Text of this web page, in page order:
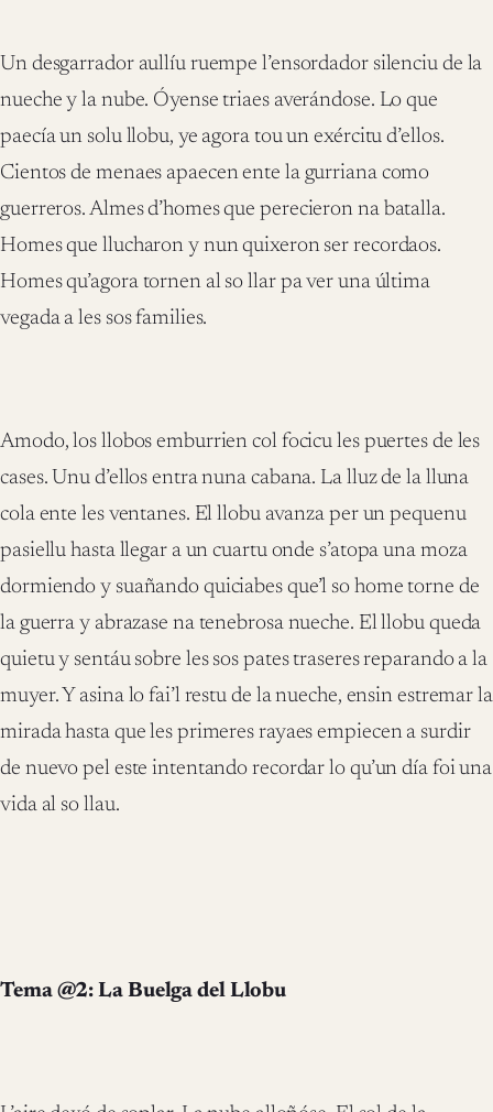
Un desgarrador aullíu ruempe l’ensordador silenciu de la
nueche y la nube. Óyense triaes averándose. Lo que
paecía un solu llobu, ye agora tou un exércitu d’ellos.
Cientos de menaes apaecen ente la gurriana como
guerreros. Almes d’homes que perecieron na batalla.
Homes que llucharon y nun quixeron ser recordaos.
Homes qu’agora tornen al so llar pa ver una última
vegada a les sos families.
Amodo, los llobos emburrien col focicu les puertes de les
cases. Unu d’ellos entra nuna cabana. La lluz de la lluna
cola ente les ventanes. El llobu avanza per un pequenu
pasiellu hasta llegar a un cuartu onde s’atopa una moza
dormiendo y suañando quiciabes que’l so home torne de
la guerra y abrazase na tenebrosa nueche. El llobu queda
quietu y sentáu sobre les sos pates traseres reparando a la
muyer. Y asina lo fai’l restu de la nueche, ensin estremar la
mirada hasta que les primeres rayaes empiecen a surdir
de nuevo pel este intentando recordar lo qu’un día foi una
vida al so llau.
Tema @2: La Buelga del Llobu